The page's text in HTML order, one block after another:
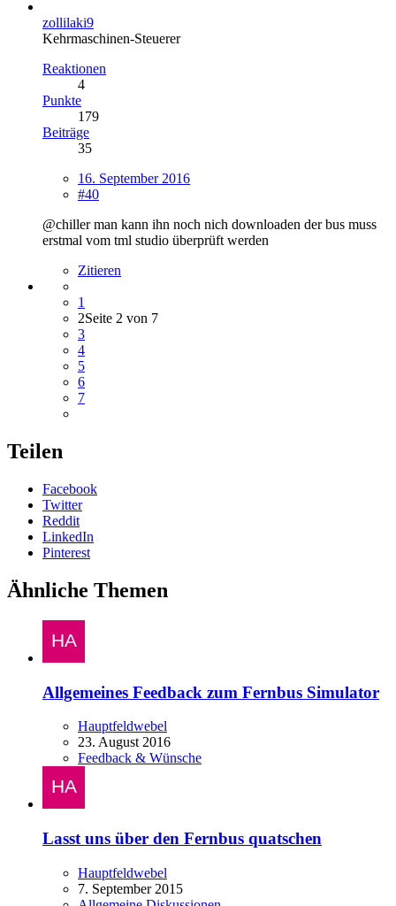
zollilaki9
Kehrmaschinen-Steuerer
Reaktionen
4
Punkte
179
Beiträge
35
16. September 2016
#40
@chiller man kann ihn noch nich downloaden der bus muss
erstmal vom tml studio überprüft werden
Zitieren
1
2Seite 2 von 7
3
4
5
6
7
Teilen
Facebook
Twitter
Reddit
LinkedIn
Pinterest
Ähnliche Themen
Allgemeines Feedback zum Fernbus Simulator
Hauptfeldwebel
23. August 2016
Feedback & Wünsche
Lasst uns über den Fernbus quatschen
Hauptfeldwebel
7. September 2015